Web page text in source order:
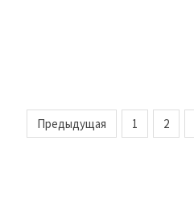
Предыдущая 1 2